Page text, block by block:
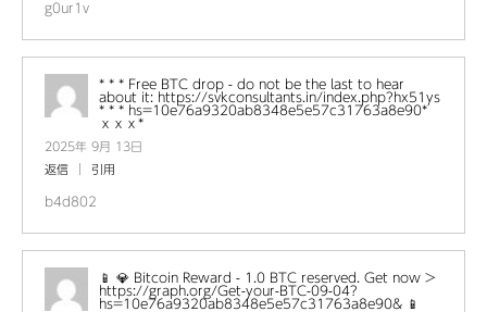
g0ur1v
* * * Free BTC drop - do not be the last to hear
about it: https://svkconsultants.in/index.php?hx51ys
* * * hs=10e76a9320ab8348e5e57c31763a8e90*
ххх*
2025年 9月 13日
返信
引用
b4d802
📱 💎 Bitcoin Reward - 1.0 BTC reserved. Get now >
https://graph.org/Get-your-BTC-09-04?
hs=10e76a9320ab8348e5e57c31763a8e90& 📱